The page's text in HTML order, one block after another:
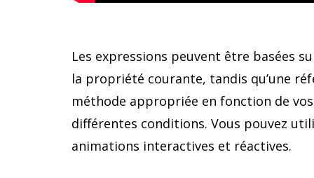
Les expressions peuvent être basées
la propriété courante, tandis qu’une
méthode appropriée en fonction de
différentes conditions. Vous pouvez
animations interactives et réactives.